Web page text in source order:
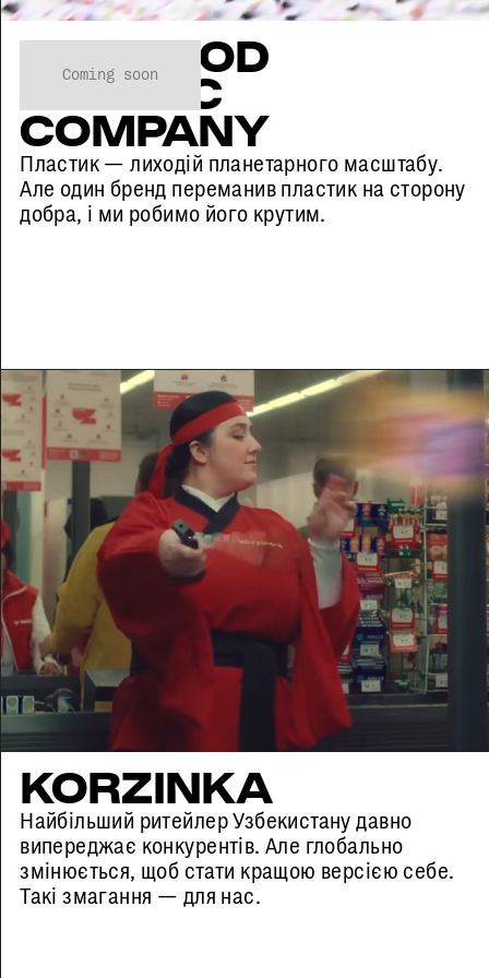
Coming soon
THE GOOD
PLASTIC
COMPANY
Пластик — лиходій планетарного масштабу.
Але один бренд переманив пластик на сторону
добра, і ми робимо його крутим.
KORZINKA
Найбільший ритейлер Узбекистану давно
випереджає конкурентів. Але глобально
змінюється, щоб стати кращою версією себе.
Такі змагання — для нас.